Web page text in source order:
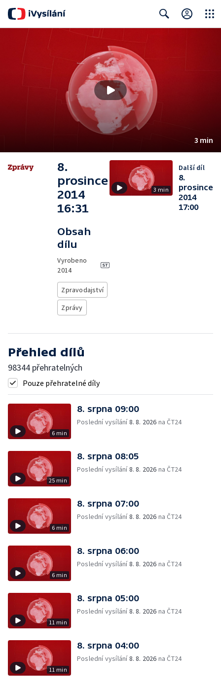
3 min
8.
prosince
2014
16:31
Obsah
dílu
Vyrobeno
2014
Zpravodajství
Zprávy
3 min
Další díl
8.
prosince
2014
17:00
Přehled dílů
98344 přehratelných
Pouze přehratelné díly
6 min
8. srpna 09:00
Poslední vysílání8. 8. 2026 na ČT24
25 min
8. srpna 08:05
Poslední vysílání8. 8. 2026 na ČT24
6 min
8. srpna 07:00
Poslední vysílání8. 8. 2026 na ČT24
6 min
8. srpna 06:00
Poslední vysílání8. 8. 2026 na ČT24
11 min
8. srpna 05:00
Poslední vysílání8. 8. 2026 na ČT24
11 min
8. srpna 04:00
Poslední vysílání8. 8. 2026 na ČT24